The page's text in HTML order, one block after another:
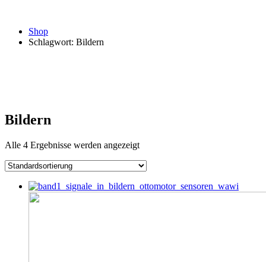
Shop
Schlagwort: Bildern
Bildern
Alle 4 Ergebnisse werden angezeigt